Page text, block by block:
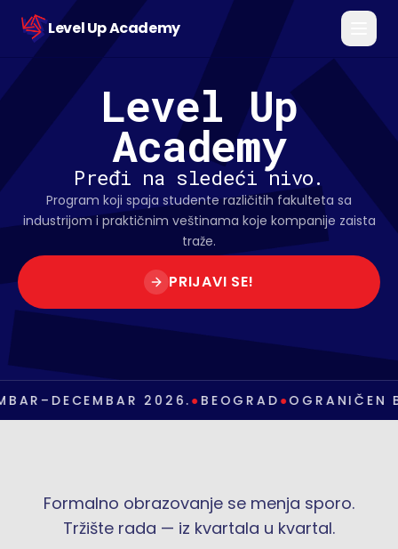
Level Up Academy
ŠTA JE LEVEL UP
ZA KOGA JE
PROGRAM
PREDAVAČI
FAQ
Level Up
Academy
Pređi na sledeći nivo.
Program koji spaja studente različitih fakulteta sa
industrijom i praktičnim veštinama koje kompanije zaista
traže.
PRIJAVI SE!
2026.● BEOGRAD● OGRANIČEN
Formalno obrazovanje se menja sporo.
Tržište rada — iz kvartala u kvartal.